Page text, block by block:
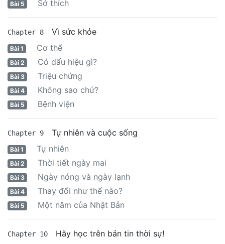
Bài 5 Sở thích
Chapter 8 Vì sức khỏe
Bài 1 Cơ thể
Bài 2 Có dấu hiệu gì?
Bài 3 Triệu chứng
Bài 4 Không sao chứ?
Bài 5 Bệnh viện
Chapter 9 Tự nhiên và cuộc sống
Bài 1 Tự nhiên
Bài 2 Thời tiết ngày mai
Bài 3 Ngày nóng và ngày lạnh
Bài 4 Thay đổi như thế nào?
Bài 5 Một năm của Nhật Bản
Chapter 10 Hãy học trên bản tin thời sự!